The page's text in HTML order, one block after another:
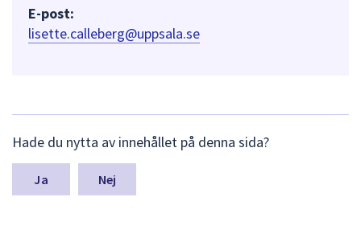
E-post:
lisette.calleberg@uppsala.se
ä
m
a
Hade du nytta av innehållet på denna sida?
Nej